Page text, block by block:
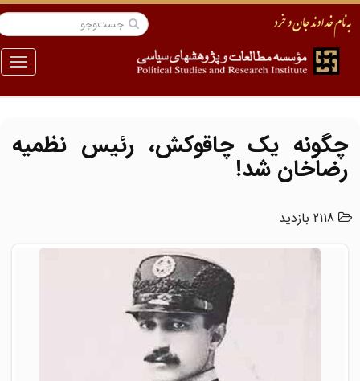
منو
چگونه یک چاقوکش، رئیس نظمیه
رضاخان شد!
2118 بازدید